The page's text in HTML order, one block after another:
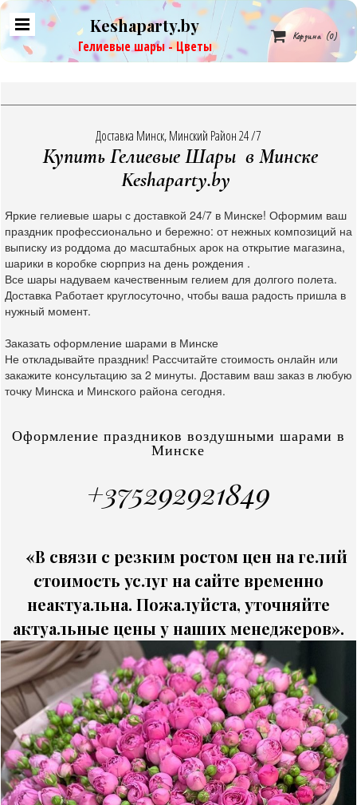
Keshaparty.by
Гелиевые шары - Цветы
 Корзина (0)
Доставка Минск, Минский Район 24 /7
Купить Гелиевые Шары в Минске
Keshaparty.by
Яркие гелиевые шары с доставкой 24/7 в Минске! Оформим ваш
праздник профессионально и бережно: от нежных композиций на
выписку из роддома до масштабных арок на открытие магазина,
шарики в коробке сюрприз на день рождения .
Все шары надуваем качественным гелием для долгого полета.
Доставка Работает круглосуточно, чтобы ваша радость пришла в
нужный момент.
Заказать оформление шарами в Минске
Не откладывайте праздник! Рассчитайте стоимость онлайн или
закажите консультацию за 2 минуты. Доставим ваш заказ в любую
точку Минска и Минского района сегодня.
Оформление праздников воздушными шарами в
Минске
+375292921849
«В связи с резким ростом цен на гелий
стоимость услуг на сайте временно
неактуальна. Пожалуйста, уточняйте
актуальные цены у наших менеджеров».